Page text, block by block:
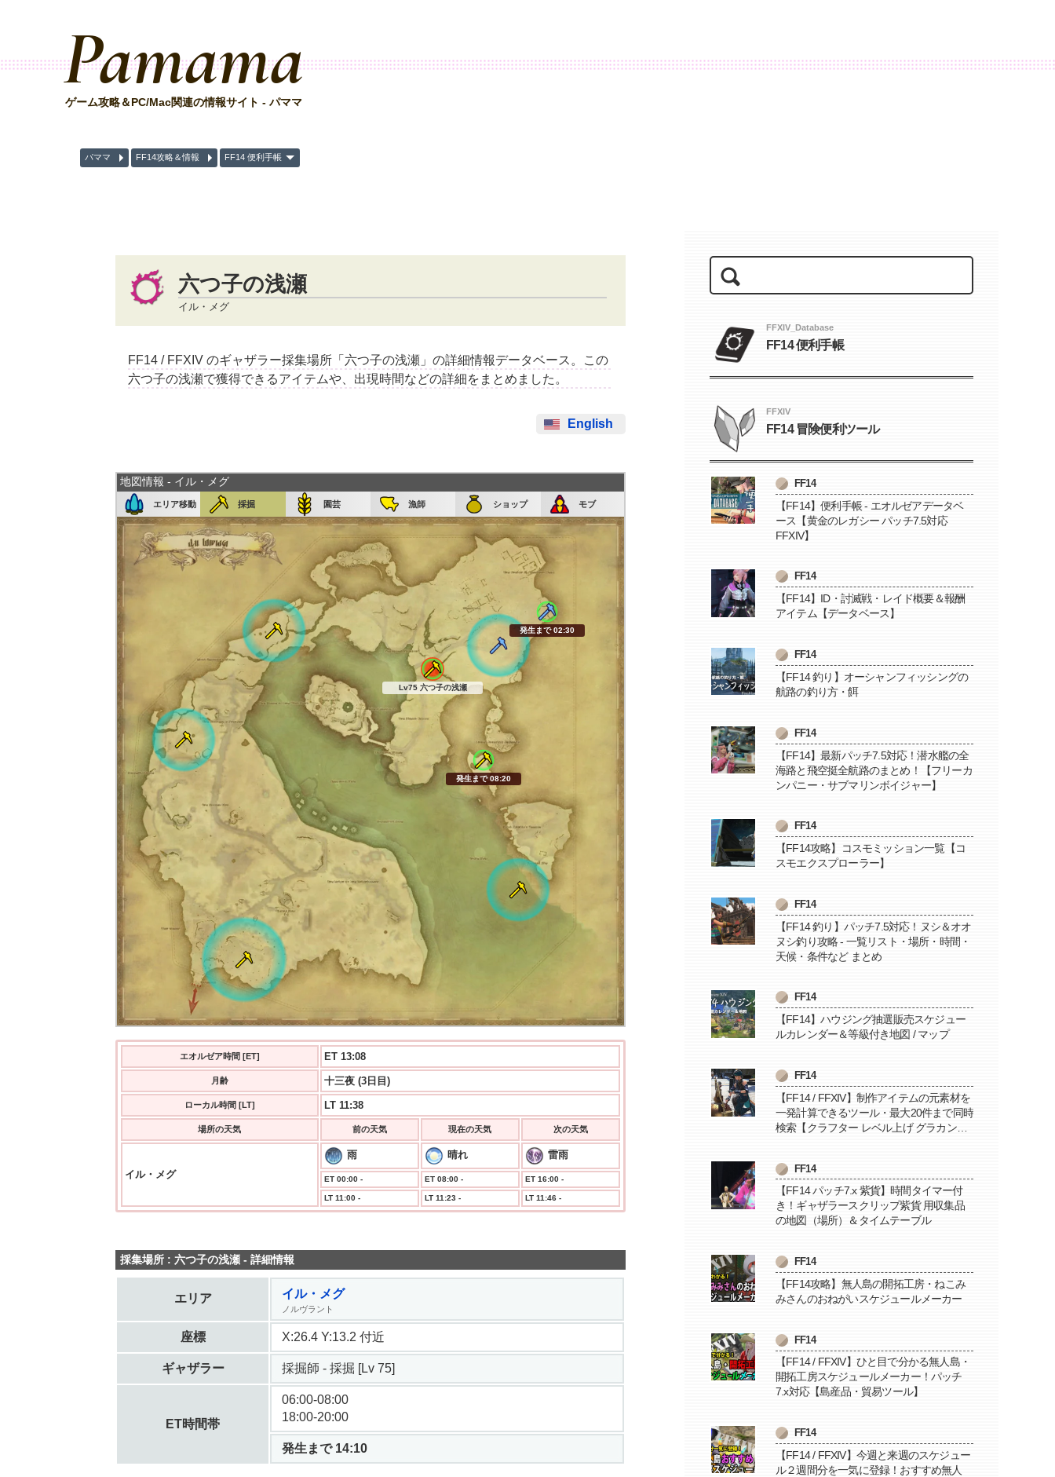
Pamama
ゲーム攻略＆PC/Mac関連の情報サイト - パママ
パママ FF14攻略＆情報 FF14 便利手帳
六つ子の浅瀬
イル・メグ
FF14 / FFXIV のギャザラー採集場所「六つ子の浅瀬」の詳細情報データベース。この
六つ子の浅瀬で獲得できるアイテムや、出現時間などの詳細をまとめました。
English
地図情報 - イル・メグ
エリア移動 採掘 園芸 漁師 ショップ モブ
Lv75 六つ子の浅瀬
発生まで 08:19
発生まで 02:29
エオルゼア時間 [ET] ET 13:09
月齢 十三夜 (3日目)
ローカル時間 [LT] LT 11:38
場所の天気 前の天気 現在の天気 次の天気
イル・メグ
雨 晴れ 雷雨
ET 00:00 - ET 08:00 - ET 16:00 -
LT 11:00 - LT 11:23 - LT 11:46 -
採集場所 : 六つ子の浅瀬 - 詳細情報
エリア イル・メグ
ノルヴラント
座標 X:26.4 Y:13.2 付近
ギャザラー 採掘師 - 採掘 [Lv 75]
ET時間帯
06:00-08:00
18:00-20:00
発生まで 14:09
FFXIV_Database
FF14 便利手帳
FFXIV
FF14 冒険便利ツール
FF14
【FF14】便利手帳 - エオルゼアデータベ
ース【黄金のレガシー パッチ7.5対応
FFXIV】
FF14
【FF14】ID・討滅戦・レイド概要＆報酬
アイテム【データベース】
FF14
【FF14 釣り】オーシャンフィッシングの
航路の釣り方・餌
FF14
【FF14】最新パッチ7.5対応！潜水艦の全
海路と飛空挺全航路のまとめ！【フリーカ
ンパニー・サブマリンボイジャー】
FF14
【FF14攻略】コスモミッション一覧【コ
スモエクスプローラー】
FF14
【FF14 釣り】パッチ7.5対応！ヌシ＆オオ
ヌシ釣り攻略 - 一覧リスト・場所・時間・
天候・条件など まとめ
FF14
【FF14】ハウジング抽選販売スケジュー
ルカレンダー＆等級付き地図 / マップ
FF14
【FF14 / FFXIV】制作アイテムの元素材を
一発計算できるツール・最大20件まで同時
検索【クラフター レベル上げ グラカン納
FF14
【FF14 パッチ7.x 紫貨】時間タイマー付
き！ギャザラースクリップ紫貨 用収集品
の地図（場所）＆タイムテーブル
FF14
【FF14攻略】無人島の開拓工房・ねこみ
みさんのおねがいスケジュールメーカー
FF14
【FF14 / FFXIV】ひと目で分かる無人島・
開拓工房スケジュールメーカー！パッチ
7.x対応【島産品・貿易ツール】
FF14
【FF14 / FFXIV】今週と来週のスケジュー
ル２週間分を一気に登録！おすすめ無人